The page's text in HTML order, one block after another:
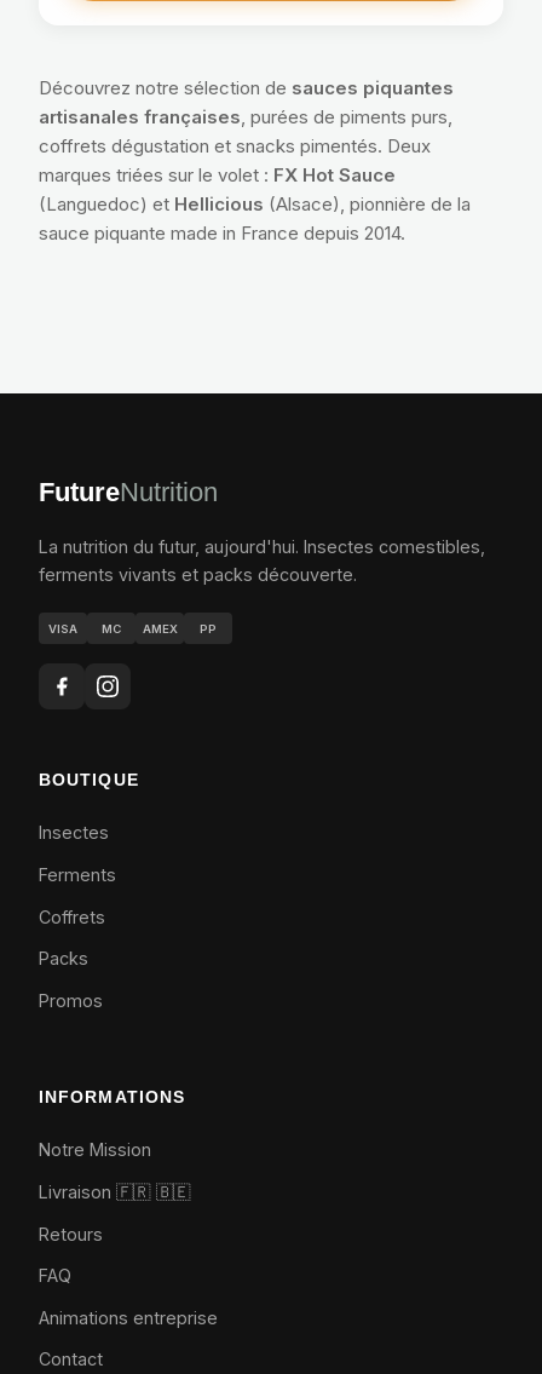
Découvrez notre sélection de sauces piquantes
artisanales françaises, purées de piments purs,
coffrets dégustation et snacks pimentés. Deux
marques triées sur le volet : FX Hot Sauce
(Languedoc) et Hellicious (Alsace), pionnière de la
sauce piquante made in France depuis 2014.
FutureNutrition
La nutrition du futur, aujourd'hui. Insectes comestibles,
ferments vivants et packs découverte.
VISA MC AMEX PP
BOUTIQUE
Insectes
Ferments
Coffrets
Packs
Promos
INFORMATIONS
Notre Mission
Livraison 🇫🇷 🇧🇪
Retours
FAQ
Animations entreprise
Contact